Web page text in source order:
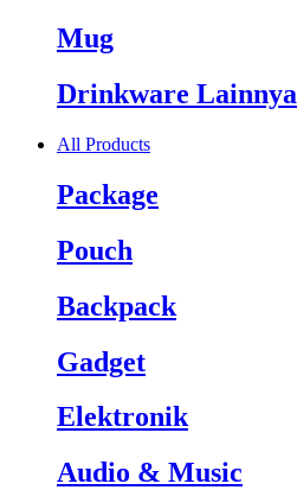
Mug
Drinkware Lainnya
All Products
Package
Pouch
Backpack
Gadget
Elektronik
Audio & Music